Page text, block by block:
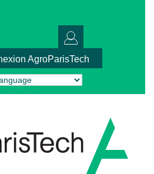
AgroParisTech
by Translate